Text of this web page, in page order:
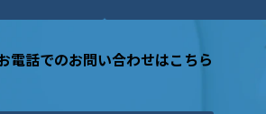
電話でのお問い合わせはこちら